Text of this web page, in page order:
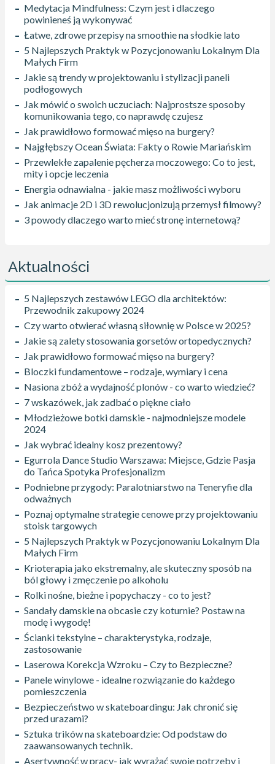
Medytacja Mindfulness: Czym jest i dlaczego
powinieneś ją wykonywać
Łatwe, zdrowe przepisy na smoothie na słodkie lato
5 Najlepszych Praktyk w Pozycjonowaniu Lokalnym Dla
Małych Firm
Jakie są trendy w projektowaniu i stylizacji paneli
podłogowych
Jak mówić o swoich uczuciach: Najprostsze sposoby
komunikowania tego, co naprawdę czujesz
Jak prawidłowo formować mięso na burgery?
Najgłębszy Ocean Świata: Fakty o Rowie Mariańskim
Przewlekłe zapalenie pęcherza moczowego: Co to jest,
mity i opcje leczenia
Energia odnawialna - jakie masz możliwości wyboru
Jak animacje 2D i 3D rewolucjonizują przemysł filmowy?
3 powody dlaczego warto mieć stronę internetową?
Aktualności
5 Najlepszych zestawów LEGO dla architektów:
Przewodnik zakupowy 2024
Czy warto otwierać własną siłownię w Polsce w 2025?
Jakie są zalety stosowania gorsetów ortopedycznych?
Jak prawidłowo formować mięso na burgery?
Bloczki fundamentowe – rodzaje, wymiary i cena
Nasiona zbóż a wydajność plonów - co warto wiedzieć?
7 wskazówek, jak zadbać o piękne ciało
Młodzieżowe botki damskie - najmodniejsze modele
2024
Jak wybrać idealny kosz prezentowy?
Egurrola Dance Studio Warszawa: Miejsce, Gdzie Pasja
do Tańca Spotyka Profesjonalizm
Podniebne przygody: Paralotniarstwo na Teneryfie dla
odważnych
Poznaj optymalne strategie cenowe przy projektowaniu
stoisk targowych
5 Najlepszych Praktyk w Pozycjonowaniu Lokalnym Dla
Małych Firm
Krioterapia jako ekstremalny, ale skuteczny sposób na
ból głowy i zmęczenie po alkoholu
Rolki nośne, bieżne i popychaczy - co to jest?
Sandały damskie na obcasie czy koturnie? Postaw na
modę i wygodę!
Ścianki tekstylne – charakterystyka, rodzaje,
zastosowanie
Laserowa Korekcja Wzroku – Czy to Bezpieczne?
Panele winylowe - idealne rozwiązanie do każdego
pomieszczenia
Bezpieczeństwo w skateboardingu: Jak chronić się
przed urazami?
Sztuka trików na skateboardzie: Od podstaw do
zaawansowanych technik.
Asertywność w pracy- jak wyrażać swoje potrzeby i